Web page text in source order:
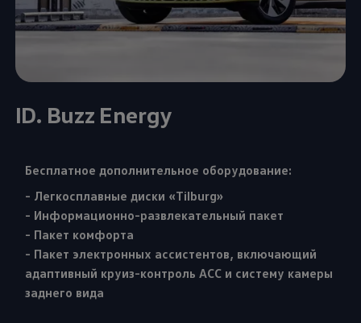
ID. Buzz Energy
Бесплатное дополнительное оборудование:
- Легкосплавные диски «Tilburg»
- Информационно-развлекательный пакет
- Пакет комфорта
- Пакет электронных ассистентов, включающий
адаптивный круиз-контроль ACC и систему камеры
заднего вида